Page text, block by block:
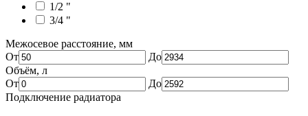
1/2 "
3/4 "
Межосевое расстояние, мм
От
До
Объём, л
От
До
Подключение радиатора